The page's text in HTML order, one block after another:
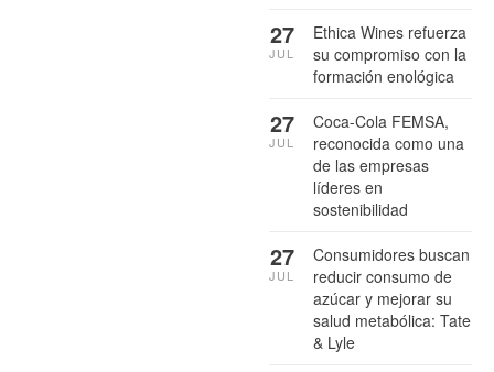
Ethica Wines refuerza
su compromiso con la
formación enológica
27
JUL
Coca-Cola FEMSA,
reconocida como una
de las empresas
líderes en
sostenibilidad
27
JUL
Consumidores buscan
reducir consumo de
azúcar y mejorar su
salud metabólica: Tate
& Lyle
27
JUL